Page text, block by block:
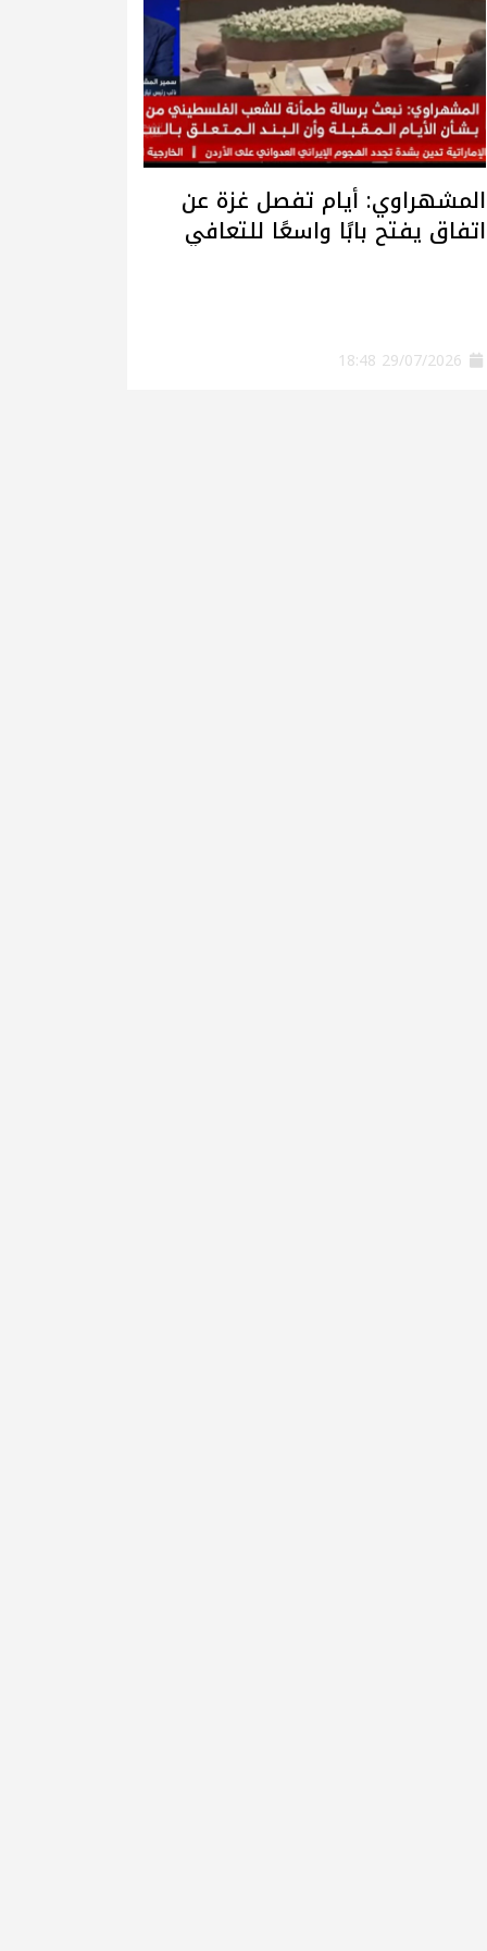
المشهراوي: أيام تفصل غزة عن
اتفاق يفتح بابًا واسعًا للتعافي